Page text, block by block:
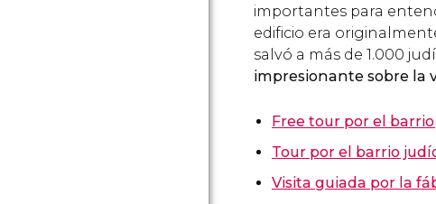
importantes para
edificio era
salvó a más de 1.000
impresionante sobre la
Free tour por el
Tour por el barrio
Visita guiada por la